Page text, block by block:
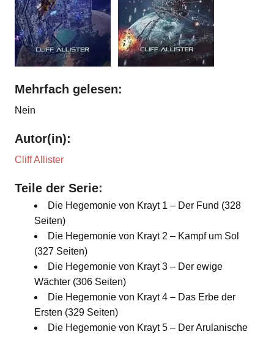
Mehrfach gelesen:
Nein
Autor(in):
Cliff Allister
Teile der Serie:
Die Hegemonie von Krayt 1 – Der Fund (328
Seiten)
Die Hegemonie von Krayt 2 – Kampf um Sol
(327 Seiten)
Die Hegemonie von Krayt 3 – Der ewige
Wächter (306 Seiten)
Die Hegemonie von Krayt 4 – Das Erbe der
Ersten (329 Seiten)
Die Hegemonie von Krayt 5 – Der Arulanische